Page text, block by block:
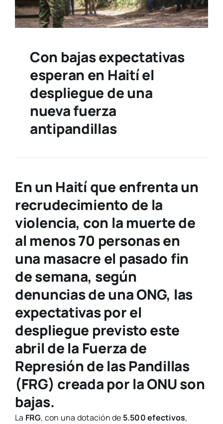
Con bajas expectativas
esperan en Haití el
despliegue de una
nueva fuerza
antipandillas
En un Haitíque enfrenta un
recrudecimiento de la
violencia, con la muerte de
al menos70 personas en
una masacre el pasado fin
de semana, según
denuncias de una ONG, las
expectativas por el
despliegue previsto este
abril de la Fuerza de
Represión de las Pandillas
(FRG) creada por la ONU son
bajas.
La FRG, con una dotación de 5.500 efectivos,